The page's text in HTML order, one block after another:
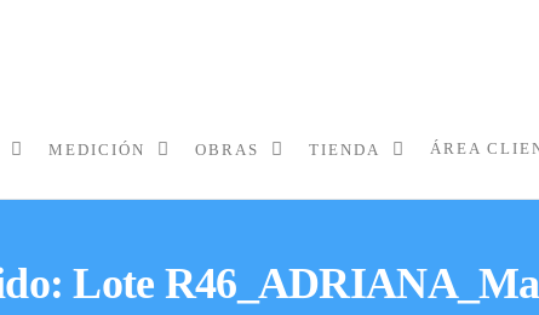
MEDICIÓN OBRAS TIENDA ÁREA
Lote